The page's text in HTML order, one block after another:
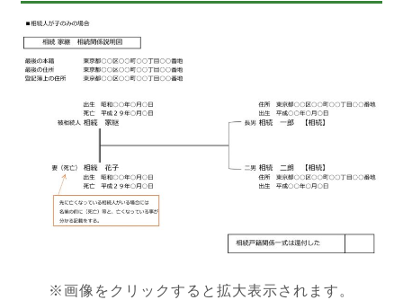
※画像をクリックすると拡大表示されます。